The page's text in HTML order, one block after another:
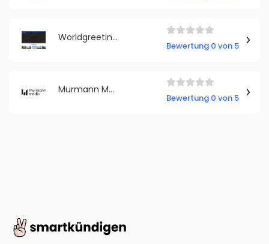
Worldgreeting.de
Bewertung 0 von 5
Murmann Media
Bewertung 0 von 5